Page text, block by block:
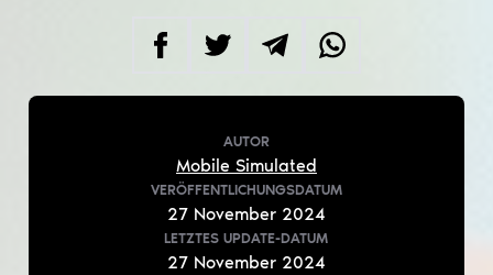
AUTOR
Mobile Simulated
VERÖFFENTLICHUNGSDATUM
27 November2024
LETZTES UPDATE-DATUM
27 November2024